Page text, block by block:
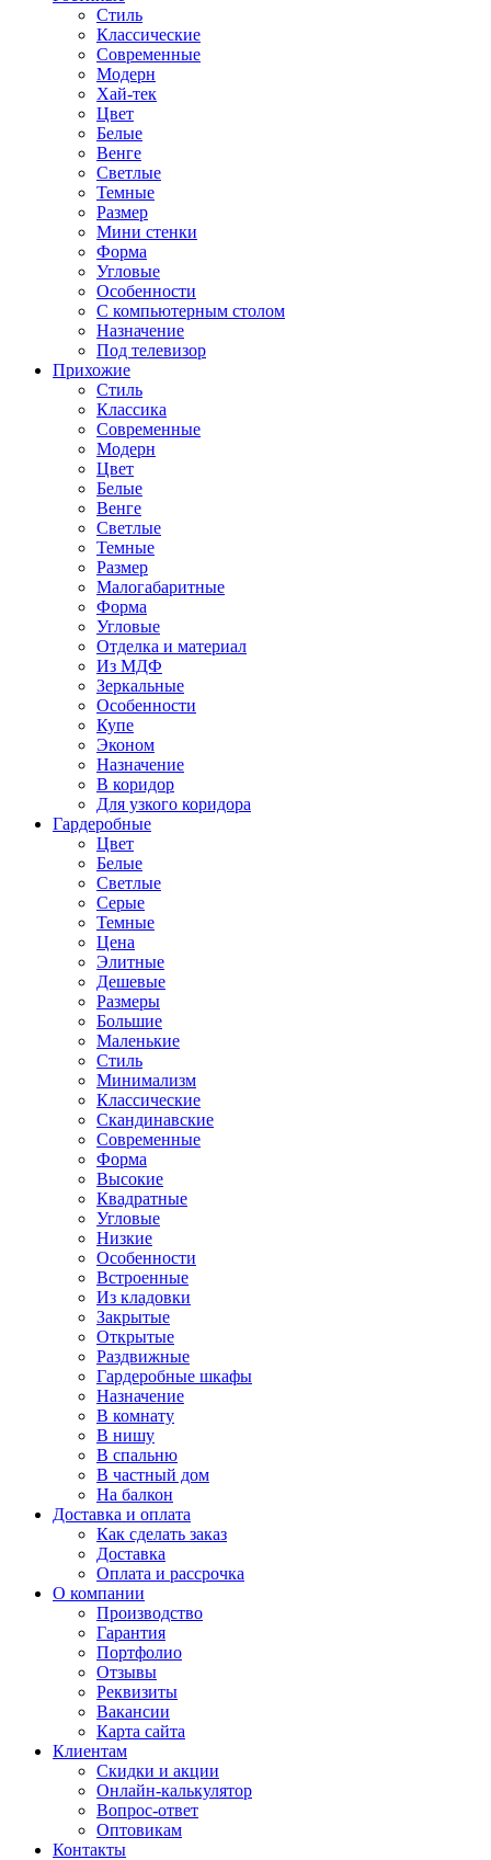
Стиль
Классические
Современные
Модерн
Хай-тек
Цвет
Белые
Венге
Светлые
Темные
Размер
Мини стенки
Форма
Угловые
Особенности
С компьютерным столом
Назначение
Под телевизор
Прихожие
Стиль
Классика
Современные
Модерн
Цвет
Белые
Венге
Светлые
Темные
Размер
Малогабаритные
Форма
Угловые
Отделка и материал
Из МДФ
Зеркальные
Особенности
Купе
Эконом
Назначение
В коридор
Для узкого коридора
Гардеробные
Цвет
Белые
Светлые
Серые
Темные
Цена
Элитные
Дешевые
Размеры
Большие
Маленькие
Стиль
Минимализм
Классические
Скандинавские
Современные
Форма
Высокие
Квадратные
Угловые
Низкие
Особенности
Встроенные
Из кладовки
Закрытые
Открытые
Раздвижные
Гардеробные шкафы
Назначение
В комнату
В нишу
В спальню
В частный дом
На балкон
Доставка и оплата
Как сделать заказ
Доставка
Оплата и рассрочка
О компании
Производство
Гарантия
Портфолио
Отзывы
Реквизиты
Вакансии
Карта сайта
Клиентам
Скидки и акции
Онлайн-калькулятор
Вопрос-ответ
Оптовикам
Контакты